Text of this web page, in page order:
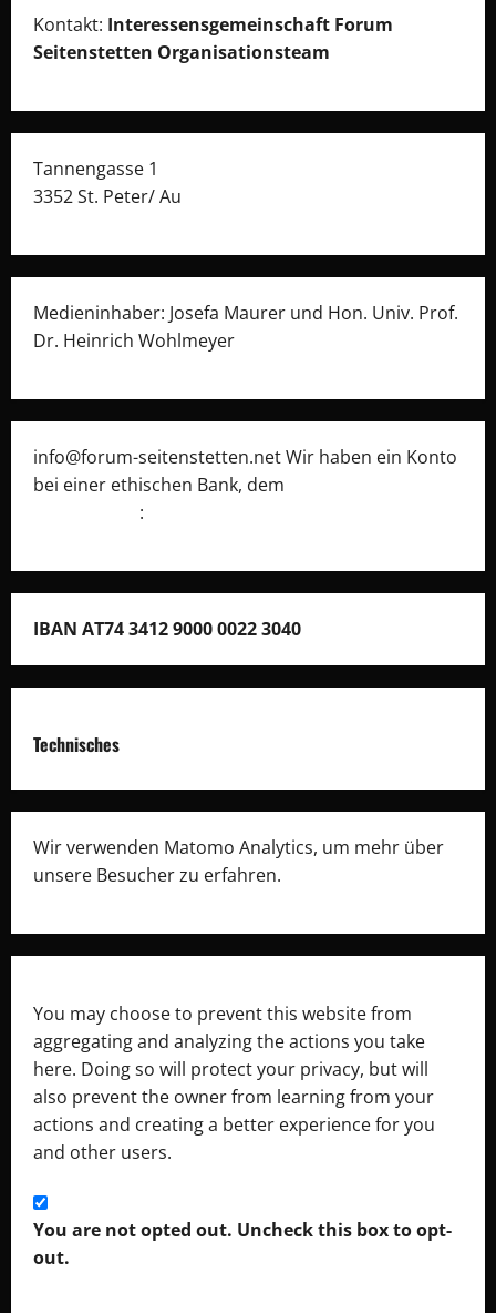
Kontakt: Interessensgemeinschaft Forum
Seitenstetten Organisationsteam
Tannengasse 1
3352 St. Peter/ Au
Medieninhaber: Josefa Maurer und Hon. Univ. Prof.
Dr. Heinrich Wohlmeyer
info@forum-seitenstetten.net Wir haben ein Konto
bei einer ethischen Bank, dem
:
IBAN AT74 3412 9000 0022 3040
Technisches
Wir verwenden Matomo Analytics, um mehr über
unsere Besucher zu erfahren.
You may choose to prevent this website from
aggregating and analyzing the actions you take
here. Doing so will protect your privacy, but will
also prevent the owner from learning from your
actions and creating a better experience for you
and other users.
You are not opted out. Uncheck this box to opt-
out.